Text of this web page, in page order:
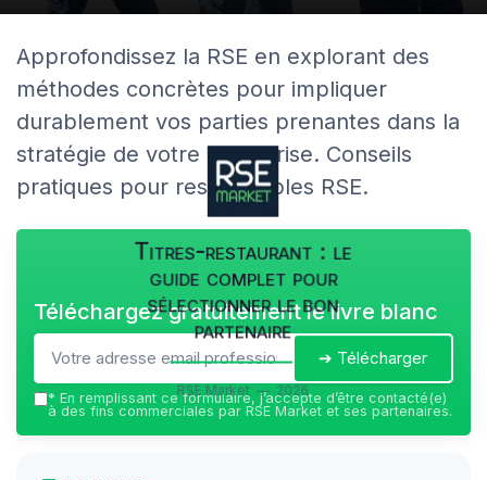
Approfondissez la RSE en explorant des
méthodes concrètes pour impliquer
durablement vos parties prenantes dans la
stratégie de votre entreprise. Conseils
pratiques pour responsables RSE.
Titres-restaurant : le
guide complet pour
sélectionner le bon
partenaire
RSE Market — 2026
Téléchargez gratuitement le livre blanc
➔ Télécharger
* En remplissant ce formulaire, j’accepte d’être contacté(e)
à des fins commerciales par RSE Market et ses partenaires.